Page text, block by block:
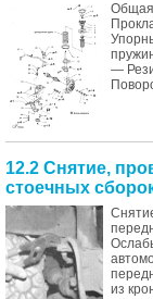
Общая
—
12.2 Снятие,
стоечных
из